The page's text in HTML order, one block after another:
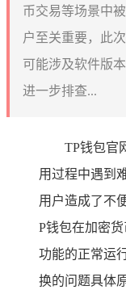
币交易等场景中
户至关重要，此
可能涉及软件版
进一步排查...
TP钱包官
用过程中遇到
用户造成了不
P钱包在加密
功能的正常运
换的问题具体